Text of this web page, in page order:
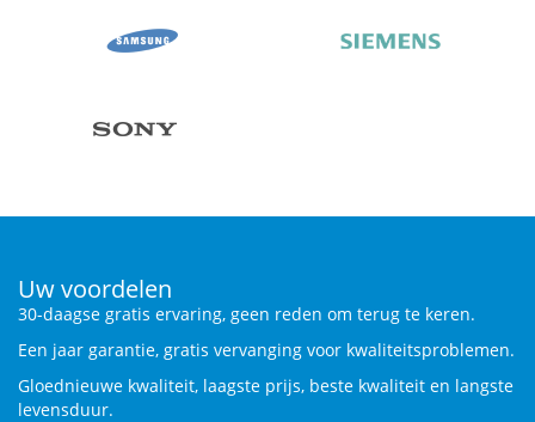
Uw voordelen
30-daagse gratis ervaring, geen reden om terug te keren.
Een jaar garantie, gratis vervanging voor kwaliteitsproblemen.
Gloednieuwe kwaliteit, laagste prijs, beste kwaliteit en langste
levensduur.